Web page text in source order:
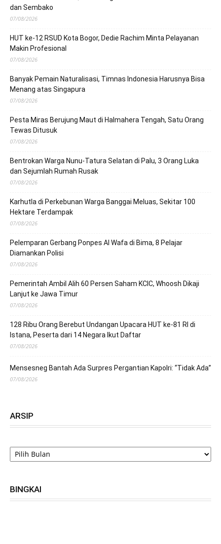
dan Sembako
07/08/2026
HUT ke-12 RSUD Kota Bogor, Dedie Rachim Minta Pelayanan
Makin Profesional
07/08/2026
Banyak Pemain Naturalisasi, Timnas Indonesia Harusnya Bisa
Menang atas Singapura
07/08/2026
Pesta Miras Berujung Maut di Halmahera Tengah, Satu Orang
Tewas Ditusuk
07/08/2026
Bentrokan Warga Nunu-Tatura Selatan di Palu, 3 Orang Luka
dan Sejumlah Rumah Rusak
07/08/2026
Karhutla di Perkebunan Warga Banggai Meluas, Sekitar 100
Hektare Terdampak
07/08/2026
Pelemparan Gerbang Ponpes Al Wafa di Bima, 8 Pelajar
Diamankan Polisi
07/08/2026
Pemerintah Ambil Alih 60 Persen Saham KCIC, Whoosh Dikaji
Lanjut ke Jawa Timur
07/08/2026
128 Ribu Orang Berebut Undangan Upacara HUT ke-81 RI di
Istana, Peserta dari 14 Negara Ikut Daftar
07/08/2026
Mensesneg Bantah Ada Surpres Pergantian Kapolri: “Tidak Ada”
07/08/2026
ARSIP
ARSIP
BINGKAI